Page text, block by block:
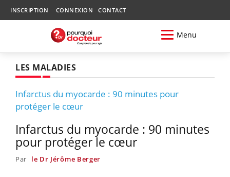
INSCRIPTION CONNEXION CONTACT
Menu
LES MALADIES
Infarctus du myocarde : 90 minutes pour
protéger le cœur
Infarctus du myocarde : 90 minutes
pour protéger le cœur
Par le Dr Jérôme Berger